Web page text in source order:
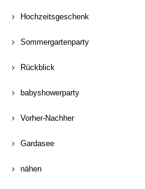
Hochzeitsgeschenk
Sommergartenparty
Rückblick
babyshowerparty
Vorher-Nachher
Gardasee
nähen